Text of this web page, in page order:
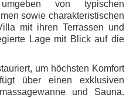
von typischen
sowie charakteristischen
mit ihren Terrassen und
Lage mit Blick auf die
um höchsten Komfort
über einen exklusiven
und Sauna.